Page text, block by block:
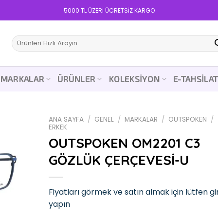
5000 TL ÜZERİ ÜCRETSİZ KARGO
Ara:
MARKALAR ÜRÜNLER KOLEKSIYON E-TAHSILAT
Add to
wishlist
ANA SAYFA / GENEL / MARKALAR / OUTSPOKEN /
ERKEK
OUTSPOKEN OM2201 C3
GÖZLÜK ÇERÇEVESİ-U
Fiyatları görmek ve satın almak için lütfen
yapın